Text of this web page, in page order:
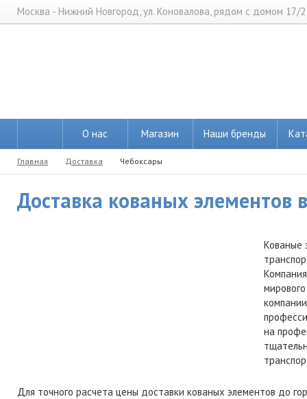
Москва - Нижний Новгород, ул. Коновалова, рядом с домом 17/2
О нас Магазин Наши бренды
Главная Доставка Чебоксары
Доставка кованых элементов
Кованые
на
Для точного расчета цены доставки кованых элементов до